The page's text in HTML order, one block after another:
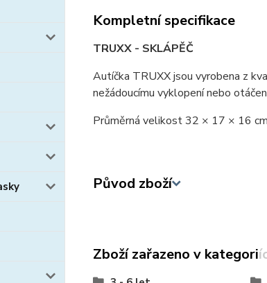
Kompletní specifikace
TRUXX - SKLÁPĚČ
Autíčka TRUXX jsou vyrobena z
nežádoucímu vyklopení nebo
Průměrná velikost 32 × 17 × 16
Původ zboží
Zboží zařazeno v